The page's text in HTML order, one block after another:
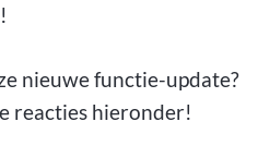
nieuwe functie-update?
reacties hieronder!